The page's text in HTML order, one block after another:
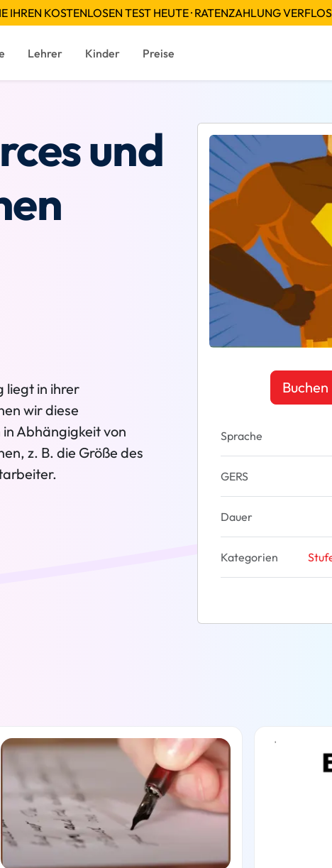
IHREN KOSTENLOSEN TEST HEUTE · RATENZAHLUNG
Lehrer Kinder Preise
und
liegt in ihrer
wir diese
Abhängigkeit von
z. B. die Größe des
Buchen
Sprache
GERS
Dauer
Kategorien